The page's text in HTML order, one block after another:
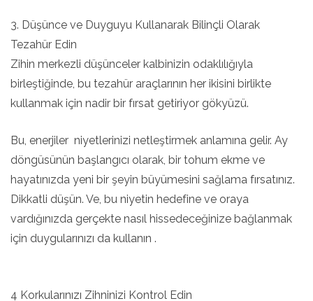
3. Düşünce ve Duyguyu Kullanarak Bilinçli Olarak
Tezahür Edin
Zihin merkezli düşünceler kalbinizin odaklılığıyla
birleştiğinde, bu tezahür araçlarının her ikisini birlikte
kullanmak için nadir bir fırsat getiriyor gökyüzü.
Bu, enerjiler niyetlerinizi netleştirmek anlamına gelir. Ay
döngüsünün başlangıcı olarak, bir tohum ekme ve
hayatınızda yeni bir şeyin büyümesini sağlama fırsatınız.
Dikkatli düşün. Ve, bu niyetin hedefine ve oraya
vardığınızda gerçekte nasıl hissedeceğinize bağlanmak
için duygularınızı da kullanın .
4 Korkularınızı Zihninizi Kontrol Edin